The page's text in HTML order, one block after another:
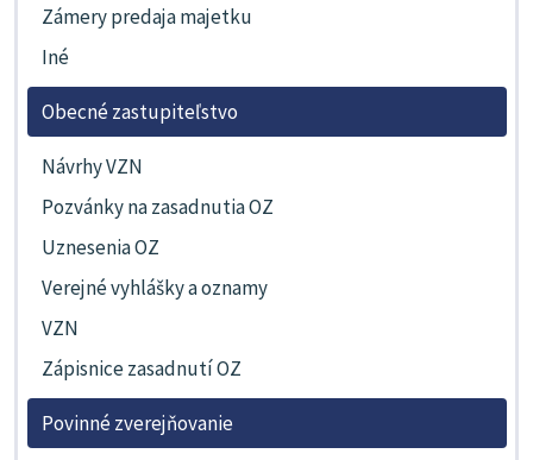
Zámery predaja majetku
Iné
Obecné zastupiteľstvo
Návrhy VZN
Pozvánky na zasadnutia OZ
Uznesenia OZ
Verejné vyhlášky a oznamy
VZN
Zápisnice zasadnutí OZ
Povinné zverejňovanie